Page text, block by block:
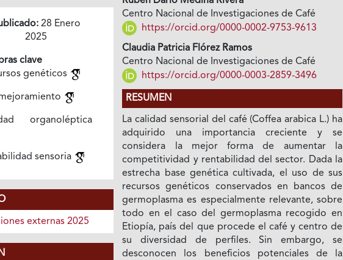
28 Enero
2025
clave
genéticos
organoléptica
sensoria
externas 2025
Centro Nacional de Investigaciones de Café
https://orcid.org/0000-0002-9753-9613
Claudia Patricia Flórez Ramos
Centro Nacional de Investigaciones de Café
https://orcid.org/0000-0003-2859-3496
RESUMEN
La calidad sensorial del café (Coffea arabica L.) ha
adquirido una importancia creciente y se
considera la mejor forma de aumentar la
competitividad y rentabilidad del sector. Dada la
estrecha base genética cultivada, el uso de sus
recursos genéticos conservados en bancos de
germoplasma es especialmente relevante, sobre
todo en el caso del germoplasma recogido en
Etiopía, país del que procede el café y centro de
su diversidad de perfiles. Sin embargo, se
desconocen los beneficios potenciales de la